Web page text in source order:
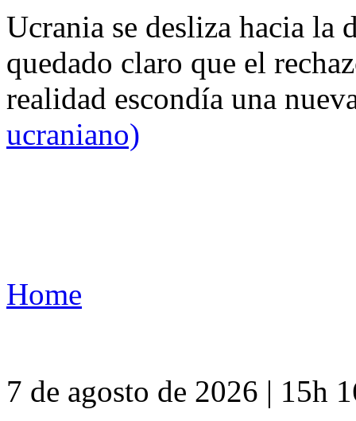
Ucrania se desliza hacia
quedado claro que el
realidad escondía una
ucraniano)
Home
7 de agosto de 2026 | 15h